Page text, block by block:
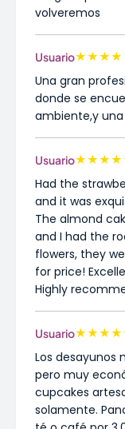
volveremos
Usuario★★★★
Una gran
donde se
ambiente,y una
Usuario★★★★
Had the
and it was
The almond
and I had the
flowers, they
for price!
Highly
Usuario★★★★
Los desayunos
pero muy
cupcakes
solamente.